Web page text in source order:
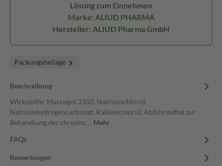
Lösung zum Einnehmen
Marke: ALIUD PHARMA
Hersteller: ALIUD Pharma GmbH
Packungsbeilage
Beschreibung
Wirkstoffe: Macrogol 3350, Natriumchlorid,
Natriumhydrogencarbonat, Kaliumchlorid. Abführmittel zur
Behandlung der chronisc… Mehr
FAQs
Bewertungen